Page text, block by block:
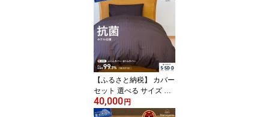
本掛け 寒冷地仕様 アイ
ボリー ポーランド ホワ
イトグースダウン93％
超長綿 寝具 カバー ピロ
ケース まくらカバー セ
ット 国産 ベッド 暖かい
【ふるさと納税】 カバー
セット 選べる サイズ シ
ングル セミダブル ダブ
ル 日本製 抗菌 防臭 防ダ
40,000 円